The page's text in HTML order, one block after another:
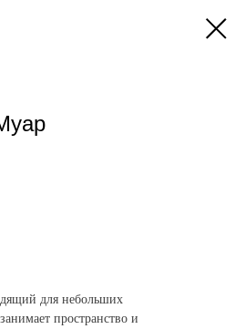
для небольших
пространство и